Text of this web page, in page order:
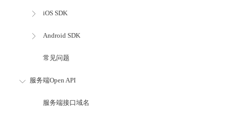
iOS SDK
Android SDK
常见问题
服务端Open API
服务端接口域名